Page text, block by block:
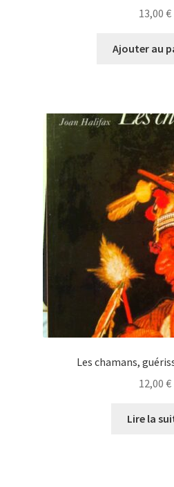
13,00 €
Ajouter au
Les chamans,
12,00 €
Lire la